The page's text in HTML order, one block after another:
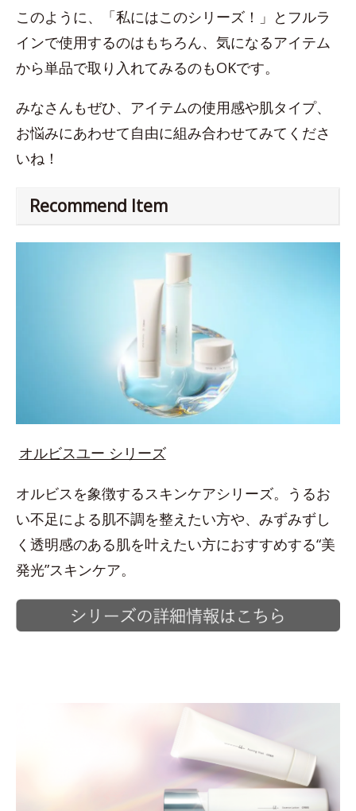
このように、「私にはこのシリーズ！」とフルラ
インで使用するのはもちろん、気になるアイテム
から単品で取り入れてみるのもOKです。
みなさんもぜひ、アイテムの使用感や肌タイプ、
お悩みにあわせて自由に組み合わせてみてくださ
いね！
Recommend Item
オルビスユー シリーズ
オルビスを象徴するスキンケアシリーズ。うるお
い不足による肌不調を整えたい方や、みずみずし
く透明感のある肌を叶えたい方におすすめする“美
発光”スキンケア。